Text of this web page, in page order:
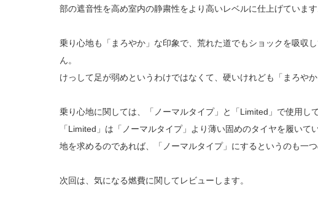
部の遮音性を高め室内の静粛性をより高いレベルに仕上げています
乗り心地も「まろやか」な印象で、荒れた道でもショックを吸収
ん。
けっして足が弱めというわけではなくて、硬いけれども「まろやか
乗り心地に関しては、「ノーマルタイプ」と「Limited」で使用し
「Limited」は「ノーマルタイプ」より薄い固めのタイヤを履いて
地を求めるのであれば、「ノーマルタイプ」にするというのも一つ
次回は、気になる燃費に関してレビューします。